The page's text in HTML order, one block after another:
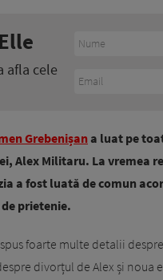
afla cele
Grebenișan a luat pe
Alex Militaru. La vremea
a fost luată de comun
prietenie.
foarte multe detalii
divorțul de Alex și noua